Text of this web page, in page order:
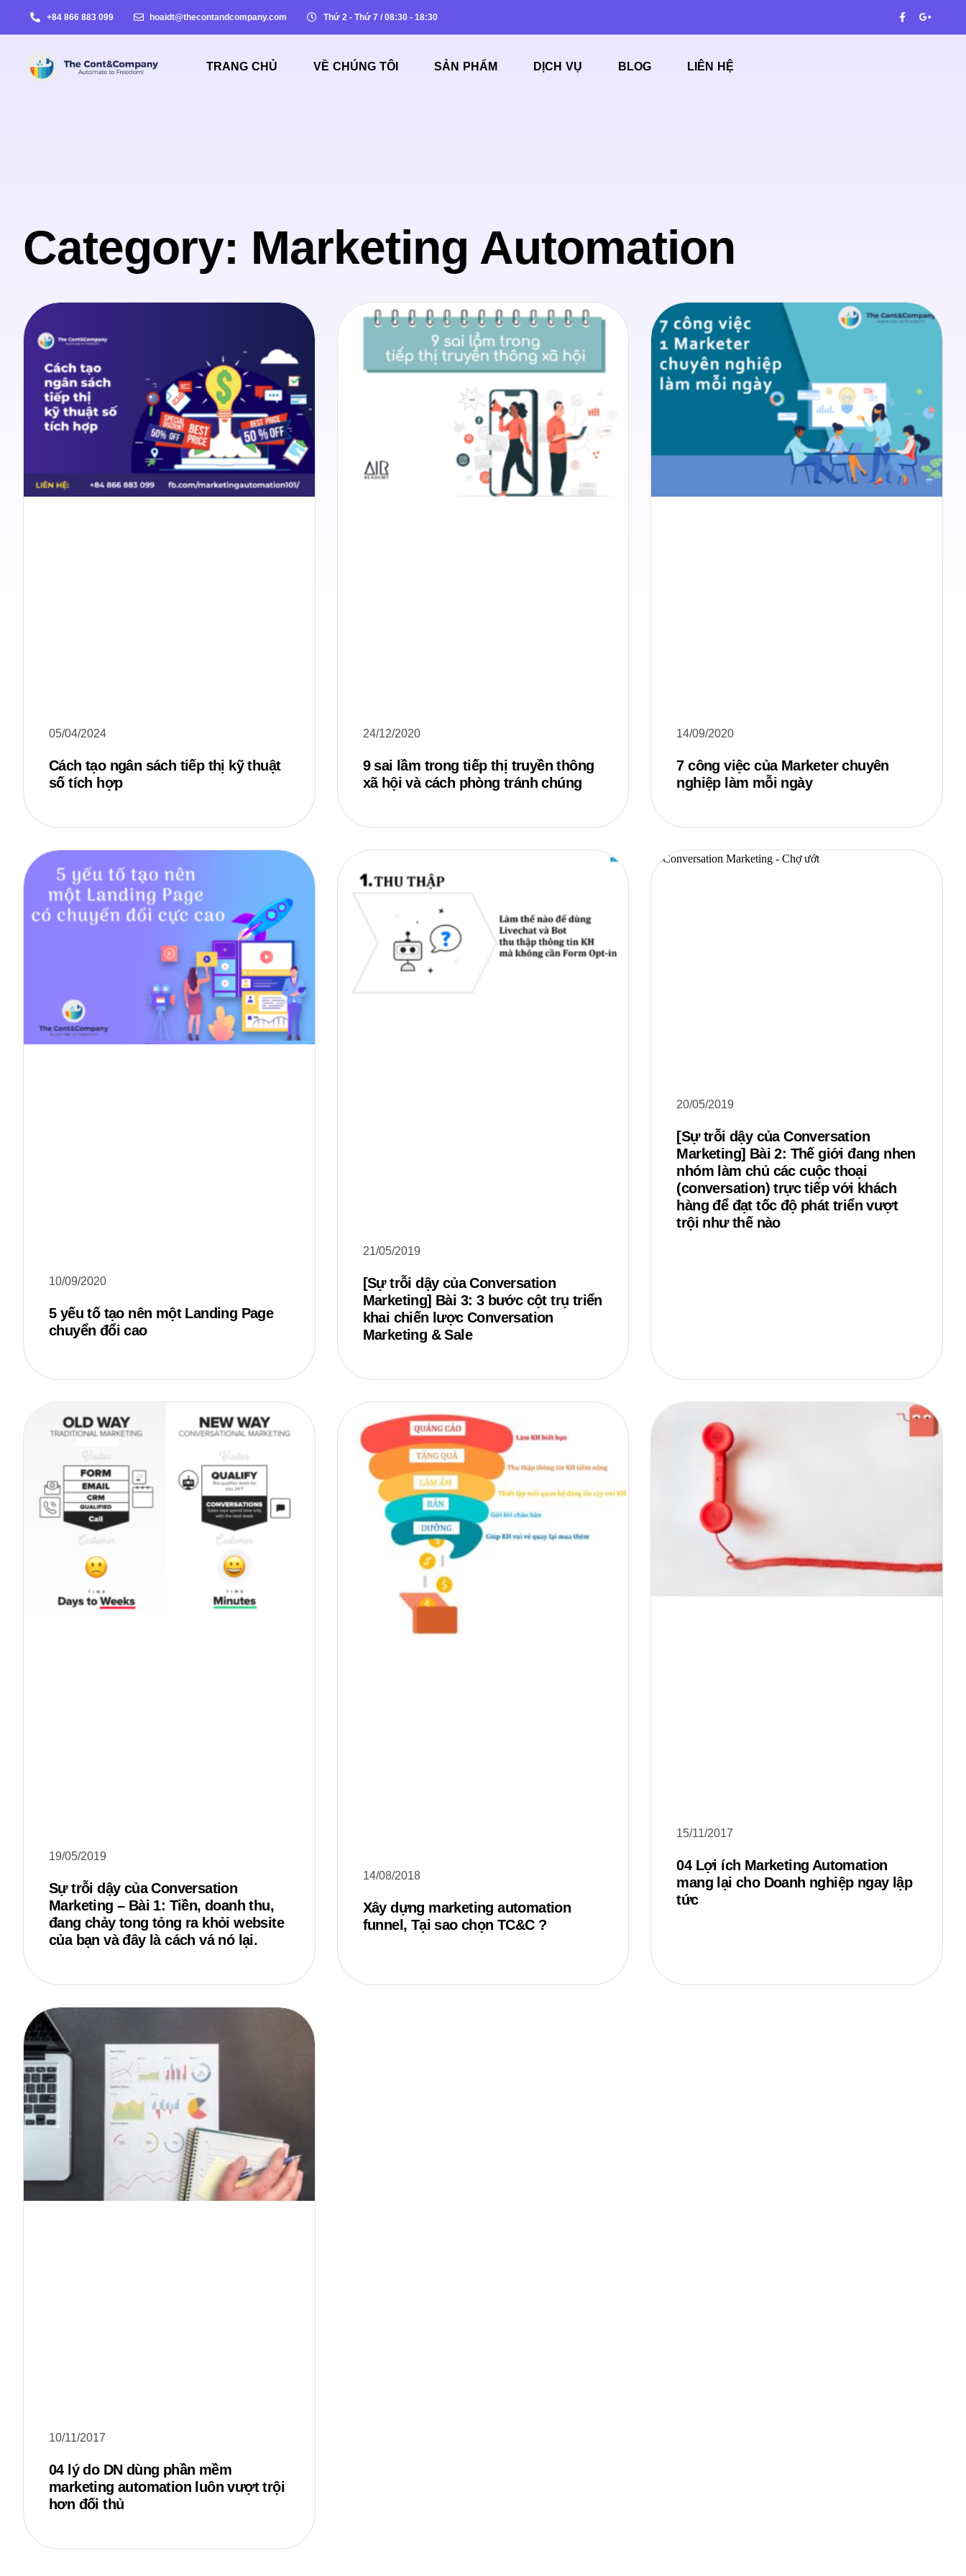
+84 866 883 099 hoaidt@thecontandcompany.com Thứ 2 - Thứ 7 / 08:30 - 18:30
TRANG CHỦ VỀ CHÚNG TÔI SẢN PHẨM DỊCH VỤ BLOG LIÊN HỆ
Category: Marketing Automation
05/04/2024
Cách tạo ngân sách tiếp thị kỹ thuật
số tích hợp
24/12/2020
9 sai lầm trong tiếp thị truyền thông
xã hội và cách phòng tránh chúng
14/09/2020
7 công việc của Marketer chuyên
nghiệp làm mỗi ngày
10/09/2020
5 yếu tố tạo nên một Landing Page
chuyển đổi cao
21/05/2019
[Sự trỗi dậy của Conversation
Marketing] Bài 3: 3 bước cột trụ triển
khai chiến lược Conversation
Marketing & Sale
20/05/2019
[Sự trỗi dậy của Conversation
Marketing] Bài 2: Thế giới đang nhen
nhóm làm chủ các cuộc thoại
(conversation) trực tiếp với khách
hàng để đạt tốc độ phát triển vượt
trội như thế nào
19/05/2019
Sự trỗi dậy của Conversation
Marketing – Bài 1: Tiền, doanh thu,
đang chảy tong tỏng ra khỏi website
của bạn và đây là cách vá nó lại.
14/08/2018
Xây dựng marketing automation
funnel, Tại sao chọn TC&C ?
15/11/2017
04 Lợi ích Marketing Automation
mang lại cho Doanh nghiệp ngay lập
tức
10/11/2017
04 lý do DN dùng phần mềm
marketing automation luôn vượt trội
hơn đối thủ